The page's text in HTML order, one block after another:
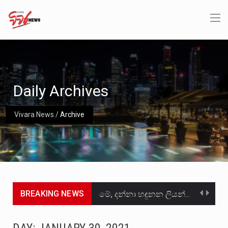
Vivara News /Archive
Daily Archives
BREAKING NEWS මේ, දන්නා හඳුනන ලියන්නකුගේ නන්නාඳුනන අඩවියක සැරිසරා ලද ආස්වාදනීය මොහොතක සිංහාවලෝකනයකි .කෙටි කවියක දිගු බර…